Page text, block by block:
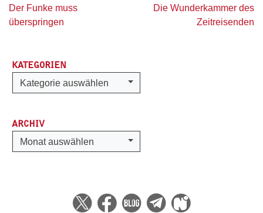
Beitragsnavigation
Der Funke muss
überspringen
Die Wunderkammer des
Zeitreisenden
KATEGORIEN
Kategorien
Kategorie auswählen
ARCHIV
Archiv
Monat auswählen